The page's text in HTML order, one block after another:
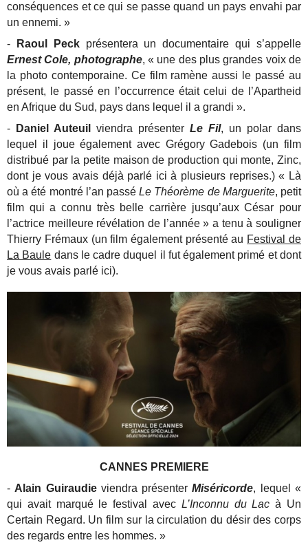
conséquences et ce qui se passe quand un pays envahi par
un ennemi. »
-
Raoul Peckprésentera un documentaire qui s’appelle
Ernest Cole, photographe, « une des plus grandes voix de
la photo contemporaine. Ce film ramène aussi le passé au
présent, le passé en l’occurrence était celui de l’Apartheid
en Afrique du Sud, pays dans lequel il a grandi ».
-
Daniel Auteuilviendra présenterLe Fil, un polar dans
lequel il joue également avec Grégory Gadebois (un film
distribué par la petite maison de production qui monte, Zinc,
dont je vous avais déjà parlé ici à plusieurs reprises.) « Là
où a été montré l’an passéLe Théorème de Marguerite, petit
film qui a connu très belle carrière jusqu’aux César pour
l’actrice meilleure révélation de l’année » a tenu à souligner
Thierry Frémaux (un film également présenté au Festival de
La Baule dans le cadre duquel il fut également primé et dont
je vous avais parlé ici).
CANNES PREMIERE
- Alain Guiraudie viendra présenterMiséricorde, lequel «
qui avait marqué le festival avec L’Inconnu du Lac à Un
Certain Regard. Un film sur la circulation du désir des corps
des regards entre les hommes. »